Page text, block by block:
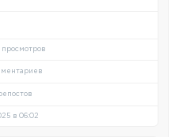
просмотров
репостов
в 06:02